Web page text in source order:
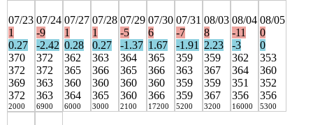
07/23
1
0.27
370
372
369
372
2000
07/24
-9
-2.42
372
372
363
363
6900
07/27
1
0.28
362
365
360
364
6000
07/28
1
0.27
363
366
360
365
3000
07/29
-5
-1.37
364
365
360
360
2100
07/30
6
1.67
365
366
360
366
17200
07/31
-7
-1.91
359
363
359
359
5200
08/03
8
2.23
359
367
359
367
3200
08/04
-11
-3
362
364
351
356
16000
08/05
0
0
353
360
352
356
5300